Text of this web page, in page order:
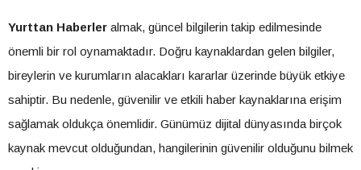
Yurttan Haberler almak, güncel bilgilerin takip edilmesinde
önemli bir rol oynamaktadır. Doğru kaynaklardan gelen bilgiler,
bireylerin ve kurumların alacakları kararlar üzerinde büyük etkiye
sahiptir. Bu nedenle, güvenilir ve etkili haber kaynaklarına erişim
sağlamak oldukça önemlidir. Günümüz dijital dünyasında birçok
kaynak mevcut olduğundan, hangilerinin güvenilir olduğunu bilmek